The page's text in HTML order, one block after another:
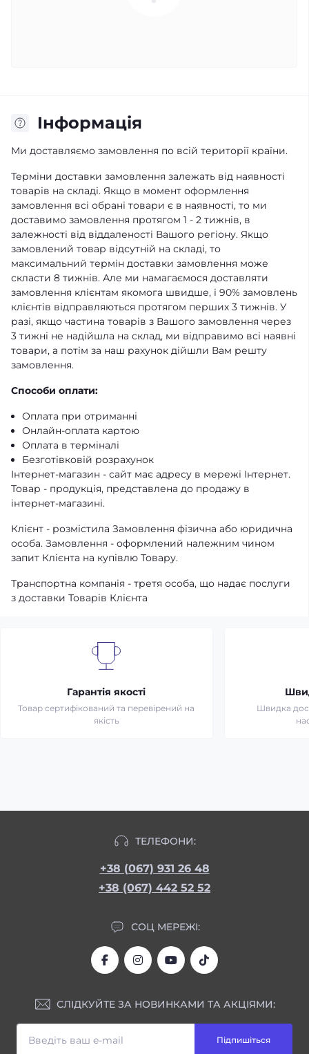
Iнформація
Ми доставляємо замовлення по всій території країни.
Терміни доставки замовлення залежать від наявності
товарів на складі. Якщо в момент оформлення
замовлення всі обрані товари є в наявності, то ми
доставимо замовлення протягом 1 - 2 тижнів, в
залежності від віддаленості Вашого регіону. Якщо
замовлений товар відсутній на складі, то
максимальний термін доставки замовлення може
скласти 8 тижнів. Але ми намагаємося доставляти
замовлення клієнтам якомога швидше, і 90% замовлень
клієнтів відправляються протягом перших 3 тижнів. У
разі, якщо частина товарів з Вашого замовлення через
3 тижні не надійшла на склад, ми відправимо всі наявні
товари, а потім за наш рахунок дійшли Вам решту
замовлення.
Способи оплати:
Оплата при отриманні
Онлайн-оплата картою
Оплата в терміналі
Безготівковій розрахунок
Інтернет-магазин - сайт має адресу в мережі Інтернет.
Товар - продукція, представлена ​​до продажу в
інтернет-магазині.
Клієнт - розмістила Замовлення фізична або юридична
особа. Замовлення - оформлений належним чином
запит Клієнта на купівлю Товару.
Транспортна компанія - третя особа, що надає послуги
з доставки Товарів Клієнта
Гарантія якості
Товар сертифікований та перевірений на
якість
Швидка
ТЕЛЕФОНИ:
+38 (067) 931 26 48
+38 (067) 442 52 52
СОЦ МЕРЕЖІ:
СЛІДКУЙТЕ ЗА НОВИНКАМИ ТА АКЦІЯМИ:
Підпишіться